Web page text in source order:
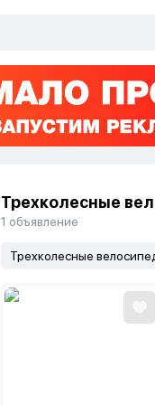
Трехколесные
1 объявление
Трехколесные